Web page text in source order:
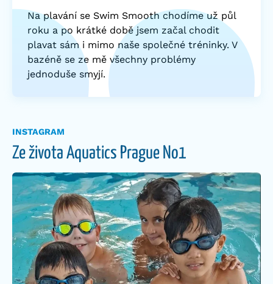
Na plavání se Swim Smooth chodíme už půl
roku a po krátké době jsem začal chodit
plavat sám i mimo naše společné tréninky. V
bazéně se ze mě všechny problémy
jednoduše smyjí.
INSTAGRAM
Ze života Aquatics Prague No1